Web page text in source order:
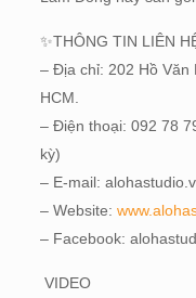
✨THÔNG TIN LIÊN
– Địa chỉ: 202 Hồ Văn
HCM.
– Điện thoại: 092 78
kỳ)
– E-mail:
– Website:
– Facebook:
VIDEO